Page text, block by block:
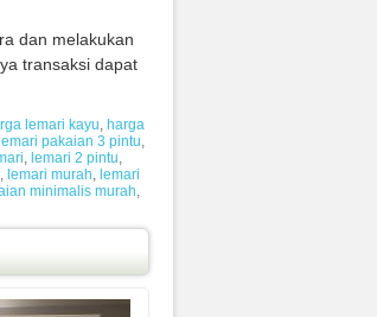
dan melakukan
transaksi dapat
lemari kayu, harga
pakaian 3 pintu,
, lemari 2 pintu,
, lemari murah, lemari
minimalis murah,